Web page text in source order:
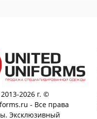
2026 г. ©
- Все права
Эксклюзивный